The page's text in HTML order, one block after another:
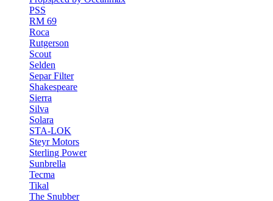
PSS
RM 69
Roca
Rutgerson
Scout
Selden
Separ Filter
Shakespeare
Sierra
Silva
Solara
STA-LOK
Steyr Motors
Sterling Power
Sunbrella
Tecma
Tikal
The Snubber